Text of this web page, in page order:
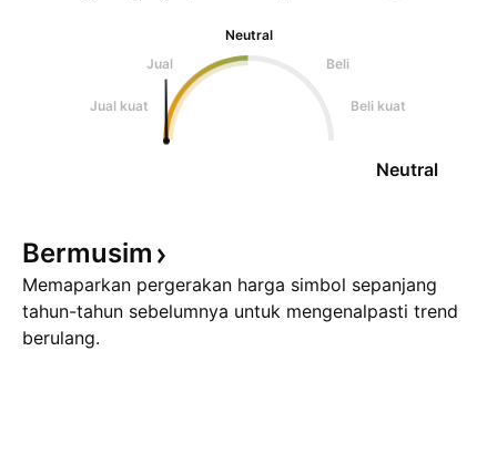
Neutral
Jual
Beli
Jual kuat Beli kuat
Neutral
Bermusim
Memaparkan pergerakan harga simbol sepanjang
tahun-tahun sebelumnya untuk mengenalpasti trend
berulang.